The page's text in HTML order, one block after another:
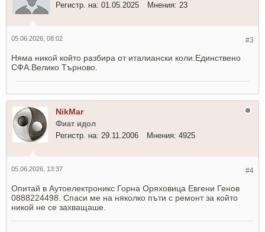
Регистр. на: 01.05.2025 Мнения: 23
#3
05.06.2026, 08:02
Няма никой който разбира от италиански коли.Единствено
СФА.Велико Търново.
NikMar
Фиат идол
Регистр. на: 29.11.2006 Мнения: 4925
#4
05.06.2026, 13:37
Опитай в Аутоелектроникс Горна Оряховица Евгени Генов
0888224498. Спаси ме на няколко пъти с ремонт за който
никой не се захващаше.